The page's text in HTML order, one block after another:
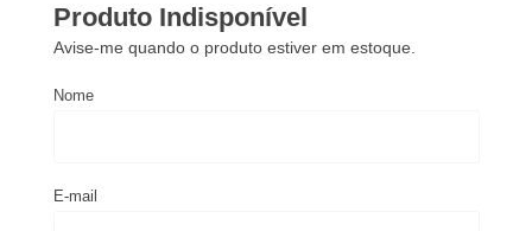
Produto Indisponível
Avise-me quando o produto estiver em estoque.
Nome
E-mail